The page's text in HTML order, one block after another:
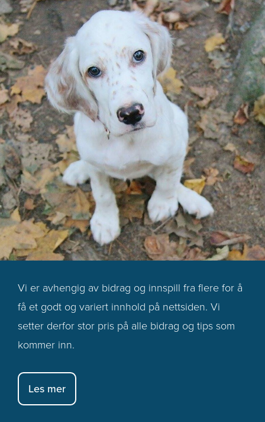
Vi er avhengig av bidrag og innspill fra flere for å
få et godt og variert innhold på nettsiden. Vi
setter derfor stor pris på alle bidrag og tips som
kommer inn.
Les mer